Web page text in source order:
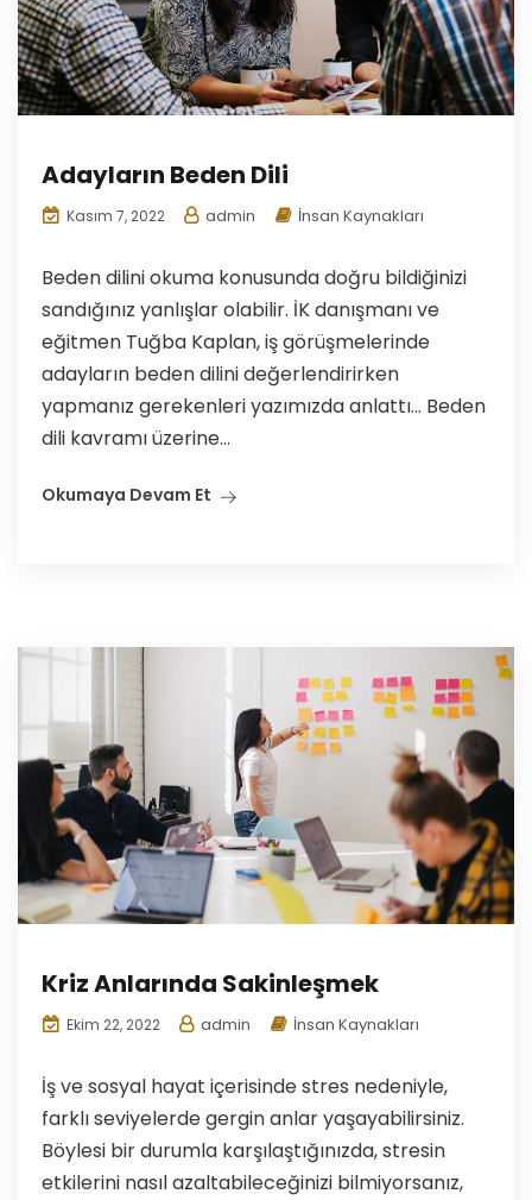
Adayların Beden Dili
Kasım 7, 2022 admin İnsan Kaynakları
Beden dilini okuma konusunda doğru bildiğinizi
sandığınız yanlışlar olabilir. İK danışmanı ve
eğitmen Tuğba Kaplan, iş görüşmelerinde
adayların beden dilini değerlendirirken
yapmanız gerekenleri yazımızda anlattı… Beden
dili kavramı üzerine...
Okumaya Devam Et
Kriz Anlarında Sakinleşmek
Ekim 22, 2022 admin İnsan Kaynakları
İş ve sosyal hayat içerisinde stres nedeniyle,
farklı seviyelerde gergin anlar yaşayabilirsiniz.
Böylesi bir durumla karşılaştığınızda, stresin
etkilerini nasıl azaltabileceğinizi bilmiyorsanız,